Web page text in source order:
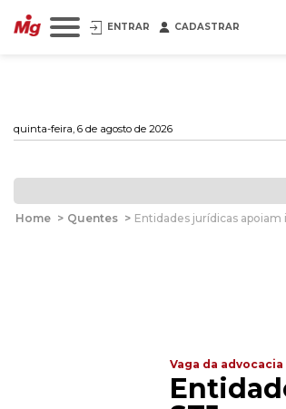
ENTRAR CADASTRAR
quinta-feira, 6 de agosto de 2026
Home > Quentes > Entidades jurídicas apoiam
Vaga da advocacia